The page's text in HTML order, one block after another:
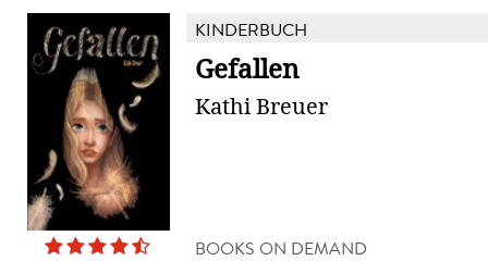
KINDERBUCH
Gefallen
Kathi Breuer
BOOKS ON DEMAND